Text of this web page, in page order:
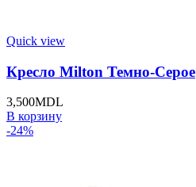
Quick view
Кресло Milton Темно-Серое
3,500MDL
В корзину
-24%